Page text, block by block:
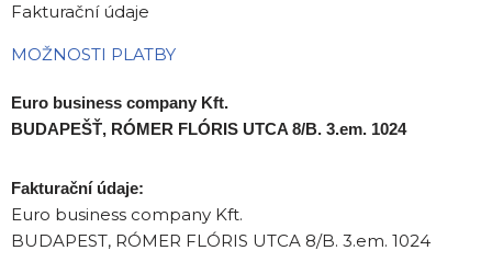
Fakturační údaje
MOŽNOSTI PLATBY
Euro business company Kft.
BUDAPEŠŤ, RÓMER FLÓRIS UTCA 8/B. 3.em. 1024
Fakturační údaje:
Euro business company Kft.
BUDAPEST, RÓMER FLÓRIS UTCA 8/B. 3.em. 1024